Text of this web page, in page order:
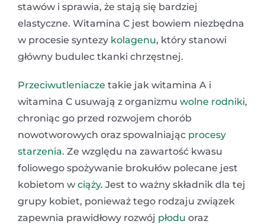
stawów i sprawia, że stają się bardziej
elastyczne. Witamina C jest bowiem niezbędna
w procesie syntezy kolagenu, który stanowi
główny budulec tkanki chrzęstnej.
Przeciwutleniacze takie jak witamina A i
witamina C usuwają z organizmu wolne rodniki,
chroniąc go przed rozwojem chorób
nowotworowych oraz spowalniając procesy
starzenia. Ze względu na zawartość kwasu
foliowego spożywanie brokułów polecane jest
kobietom w ciąży. Jest to ważny składnik dla tej
grupy kobiet, ponieważ tego rodzaju związek
zapewnia prawidłowy rozwój płodu oraz